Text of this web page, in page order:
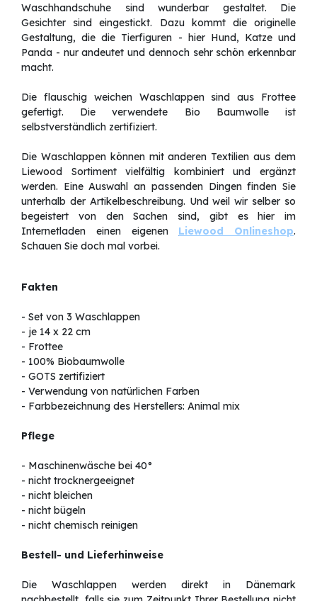
Waschhandschuhe sind wunderbar gestaltet. Die
Gesichter sind eingestickt. Dazu kommt die originelle
Gestaltung, die die Tierfiguren - hier Hund, Katze und
Panda - nur andeutet und dennoch sehr schön erkennbar
macht.
Die flauschig weichen Waschlappen sind aus Frottee
gefertigt. Die verwendete Bio Baumwolle ist
selbstverständlich zertifiziert.
Die Waschlappen können mit anderen Textilien aus dem
Liewood Sortiment vielfältig kombiniert und ergänzt
werden. Eine Auswahl an passenden Dingen finden Sie
unterhalb der Artikelbeschreibung. Und weil wir selber so
begeistert von den Sachen sind, gibt es hier im
Internetladen einen eigenen Liewood Onlineshop.
Schauen Sie doch mal vorbei.
Fakten
- Set von 3 Waschlappen
- je 14 x 22 cm
- Frottee
- 100% Biobaumwolle
- GOTS zertifiziert
- Verwendung von natürlichen Farben
- Farbbezeichnung des Herstellers: Animal mix
Pflege
- Maschinenwäsche bei 40°
- nicht trocknergeeignet
- nicht bleichen
- nicht bügeln
- nicht chemisch reinigen
Bestell- und Lieferhinweise
Die Waschlappen werden direkt in Dänemark